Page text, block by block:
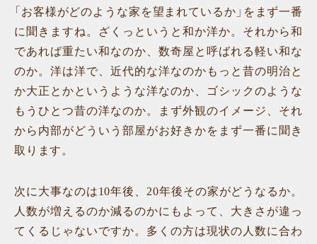
「お客様がどのような家を望まれているか」をまず一番
に聞きますね。ざくっというと和か洋か。それから和
であれば重たい和なのか、数奇屋と呼ばれる軽い和な
のか。洋は洋で、近代的な洋なのかもっと昔の明治と
か大正とかというような洋なのか、ゴシックのような
もうひとつ昔の洋なのか。まず外観のイメージ、それ
から内部がどういう部屋がお好きかをまず一番に聞き
取ります。
次に大事なのは10年後、20年後その家がどうなるか。
人数が増えるのか減るのかにもよって、大きさが違っ
てくるじゃないですか。多くの方は現状の人数に合わ